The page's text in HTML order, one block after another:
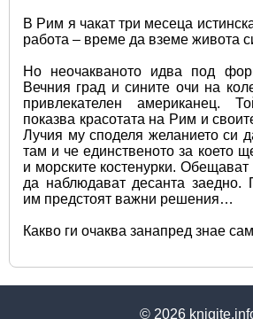
В Рим я чакат три месеца
работа – време да вземе живота
Но неочакваното идва под
Вечния град и сините очи на
привлекателен американец.
показва красотата на Рим и
Лучия му споделя желанието си
там и че единственото за което
и морските костенурки.
да наблюдават десанта заедно.
им предстоят важни решения…
Какво ги очаква занапред знае
© 2026